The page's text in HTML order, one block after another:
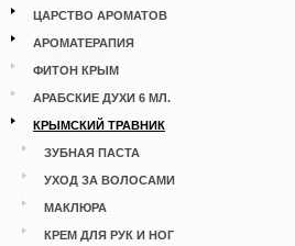
ЦАРСТВО АРОМАТОВ
АРОМАТЕРАПИЯ
ФИТОН КРЫМ
АРАБСКИЕ ДУХИ 6 МЛ.
КРЫМСКИЙ ТРАВНИК
ЗУБНАЯ ПАСТА
УХОД ЗА ВОЛОСАМИ
МАКЛЮРА
КРЕМ ДЛЯ РУК И НОГ